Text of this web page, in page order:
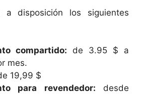
a disposición los siguientes
compartido: de 3.95 $ a
mes.
19,99 $
para revendedor: desde